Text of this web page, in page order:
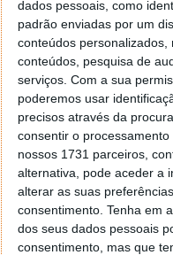
dados pessoais, como
padrão enviadas por um
conteúdos
conteúdos, pesquisa de
serviços. Com a sua
poderemos usar
precisos através da
consentir o
nossos 1731 parceiros,
alternativa, pode aceder a
alterar as suas
consentimento. Tenha em
dos seus dados pessoais
consentimento, mas que
pessoais no
pode utilizar cartões
para utilização online.
Esteja ciente,
poderia tentar
através de
de técnicas de
a entregarem
outros dados de
mantenha cauteloso
privada a qualquer